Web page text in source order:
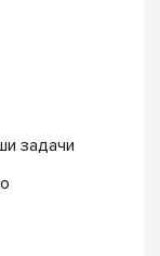
задачи